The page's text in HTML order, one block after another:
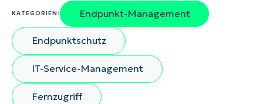
KATEGORIEN: Endpunkt-Management
Endpunktschutz
IT-Service-Management
Fernzugriff